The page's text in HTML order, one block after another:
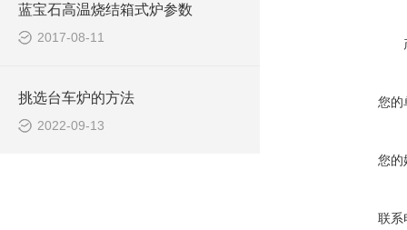
蓝宝石高温烧结箱式炉参数
2017-08-11
挑选台车炉的方法
2022-09-13
您的
您的
联系